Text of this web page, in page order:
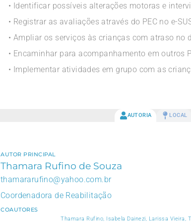
• Identificar possíveis alterações motoras e
• Registrar as avaliações através do PEC no e-
• Ampliar os serviços às crianças com atraso no
• Encaminhar para acompanhamento em outros
• Implementar atividades em grupo com as
AUTORIA LOCAL
AUTOR PRINCIPAL
Thamara Rufino de Souza
thamararufino@yahoo.com.br
Coordenadora de Reabilitação
COAUTORES
Thamara Rufino, Isabela Dainezi, Larissa Vieira,